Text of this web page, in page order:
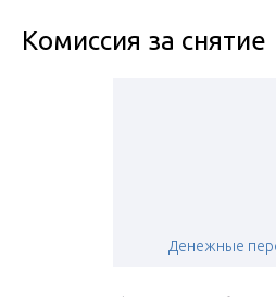
Комиссия за снятие
Денежные